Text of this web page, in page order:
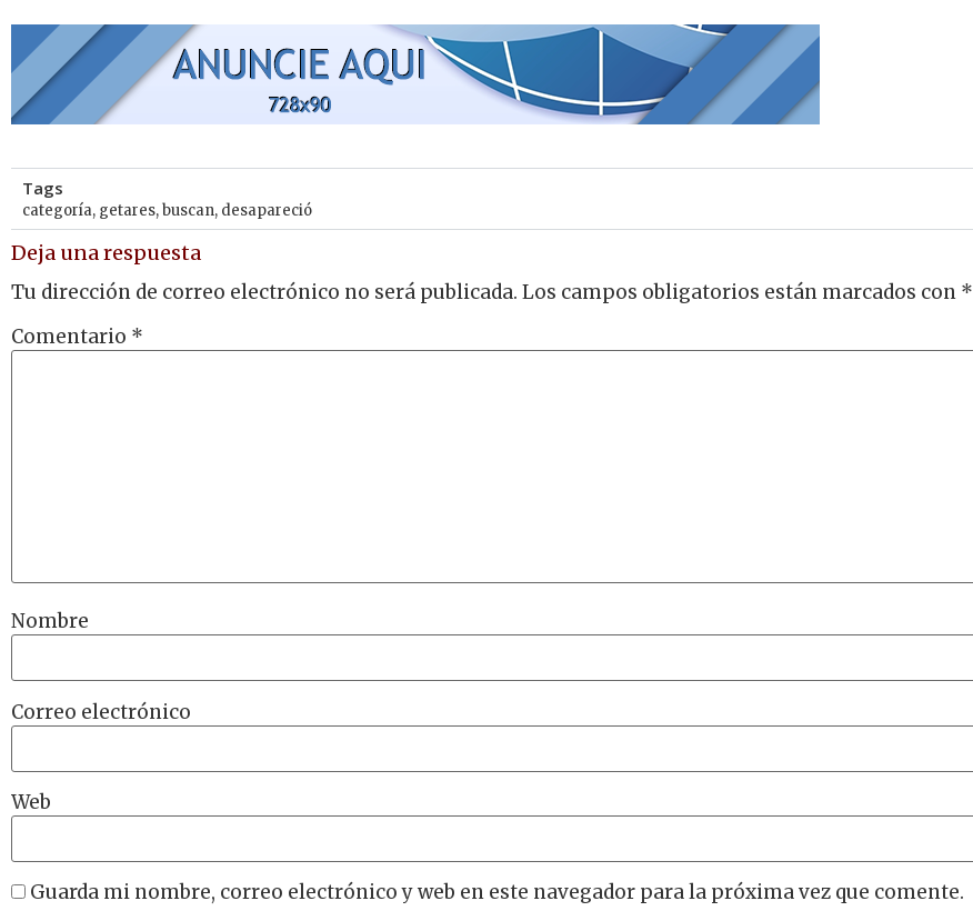
Tags
categoría, getares,buscan, desapareció
Deja una respuesta
Tu dirección de correo electrónico no será publicada. Los campos obligatorios están marcados con *
Comentario *
Nombre
Correo electrónico
Web
Guarda mi nombre, correo electrónico y web en este navegador para la próxima vez que comente.